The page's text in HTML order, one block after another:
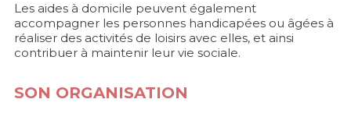
Les aides à domicile peuvent également
accompagner les personnes handicapées ou âgées à
réaliser des activités de loisirs avec elles, et ainsi
contribuer à maintenir leur vie sociale.
SON ORGANISATION